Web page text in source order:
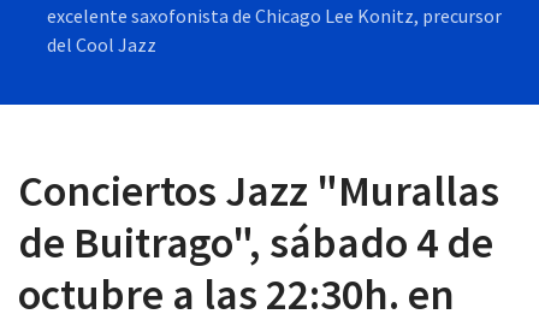
excelente saxofonista de Chicago Lee Konitz, precursor
del Cool Jazz
Conciertos Jazz "Murallas
de Buitrago", sábado 4 de
octubre a las 22:30h. en